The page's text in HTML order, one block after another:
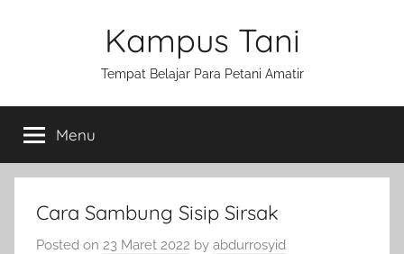
Kampus Tani
Tempat Belajar Para Petani Amatir
Menu
Cara Sambung Sisip Sirsak
Posted on 23 Maret 2022 by abdurrosyid